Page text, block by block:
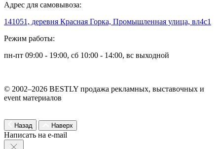
Адрес для самовывоза:
141051, деревня Красная Горка, Промышленная улица, вл4с1
Режим работы:
пн-пт 09:00 - 19:00, сб 10:00 - 14:00, вс выходной
© 2002–2026 BESTLY продажа рекламных, выставочных и
event материалов
Назад Наверх
Написать на e-mail